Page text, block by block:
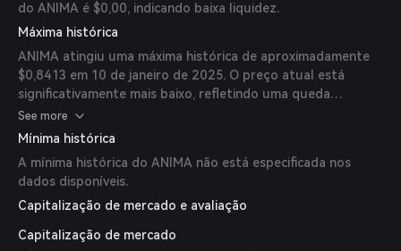
do ANIMA é $0,00, indicando baixa liquidez.
Máxima histórica
ANIMA atingiu uma máxima histórica de aproximadamente
$0,8413 em 10 de janeiro de 2025. O preço atual está
significativamente mais baixo, refletindo uma queda
substancial desde o pico.
See more
Mínima histórica
A mínima histórica do ANIMA não está especificada nos
dados disponíveis.
Capitalização de mercado e avaliação
Capitalização de mercado